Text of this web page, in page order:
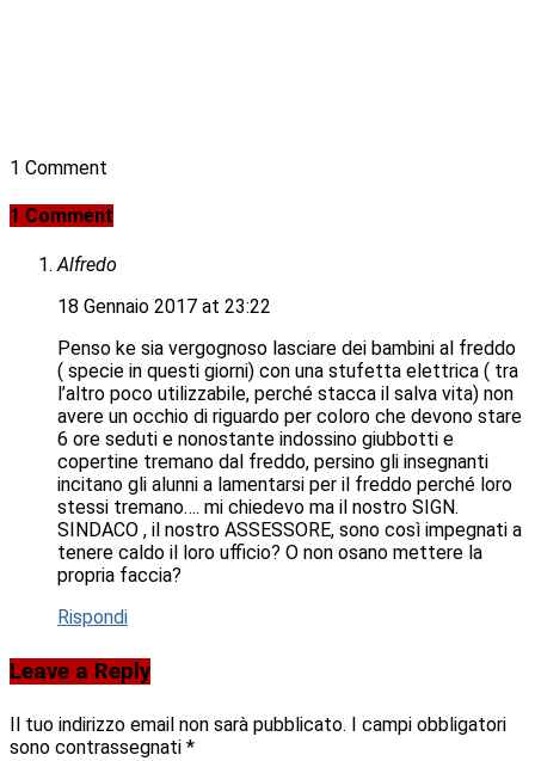
1 Comment
1 Comment
Alfredo
18 Gennaio 2017 at 23:22
Penso ke sia vergognoso lasciare dei bambini al freddo
( specie in questi giorni) con una stufetta elettrica ( tra
l’altro poco utilizzabile, perché stacca il salva vita) non
avere un occhio di riguardo per coloro che devono stare
6 ore seduti e nonostante indossino giubbotti e
copertine tremano dal freddo, persino gli insegnanti
incitano gli alunni a lamentarsi per il freddo perché loro
stessi tremano…. mi chiedevo ma il nostro SIGN.
SINDACO , il nostro ASSESSORE, sono così impegnati a
tenere caldo il loro ufficio? O non osano mettere la
propria faccia?
Rispondi
Leave a Reply
Il tuo indirizzo email non sarà pubblicato.
I campi obbligatori
sono contrassegnati *